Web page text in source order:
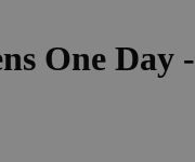
One Day